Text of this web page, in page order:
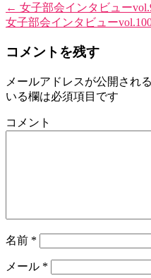
← 女子部会インタビュー
女子部会インタビュー
コメントを残す
メールアドレスが公開され
いる欄は必須項目です
コメント
名前 *
メール *